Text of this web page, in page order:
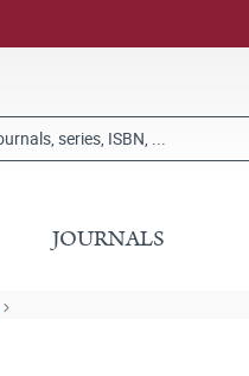
JOURNALS